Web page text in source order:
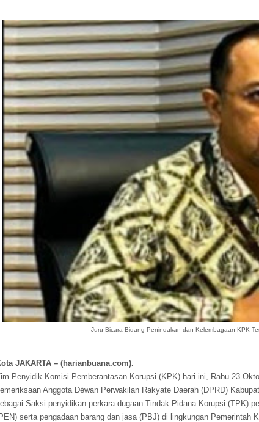
Juru Bicara Bidang Penindakan dan Kelembagaan KPK
JAKARTA – (harianbuana.com).
Penyidik Komisi Pemberantasan Korupsi (KPK) hari ini, Rabu 23
Anggota Déwan Perwakilan Rakyate Daerah (DPRD)
Saksi penyidikan perkara dugaan Tindak Pidana Korupsi (TPK)
serta pengadaan barang dan jasa (PBJ) di lingkungan Pemerintah